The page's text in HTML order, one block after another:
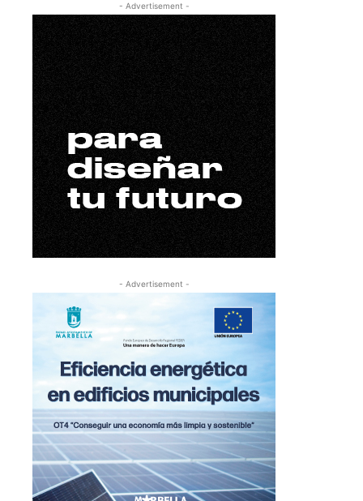
- Advertisement -
- Advertisement -